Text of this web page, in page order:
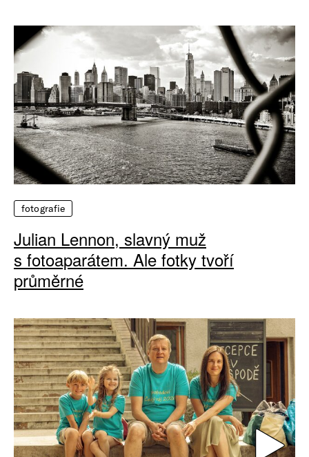
fotografie
Julian Lennon, slavný muž
s fotoaparátem. Ale fotky tvoří
průměrné